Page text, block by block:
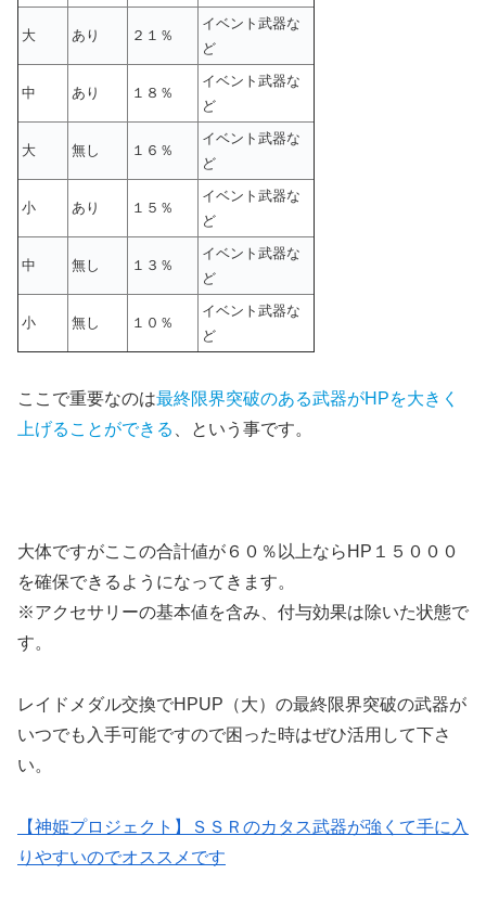
大 あり ２１％
イベント武器な
ど
中 あり １８％
イベント武器な
ど
大 無し １６％
イベント武器な
ど
小 あり １５％
イベント武器な
ど
中 無し １３％
イベント武器な
ど
小 無し １０％
イベント武器な
ど
ここで重要なのは最終限界突破のある武器がHPを大きく
上げることができる
、という事です。
大体ですがここの合計値が６０％以上ならHP１５０００
を確保できるようになってきます。
※アクセサリーの基本値を含み、付与効果は除いた状態で
す。
レイドメダル交換でHPUP（大）の最終限界突破の武器が
いつでも入手可能ですので困った時はぜひ活用して下さ
い。
【神姫プロジェクト】ＳＳＲのカタス武器が強くて手に入
りやすいのでオススメです